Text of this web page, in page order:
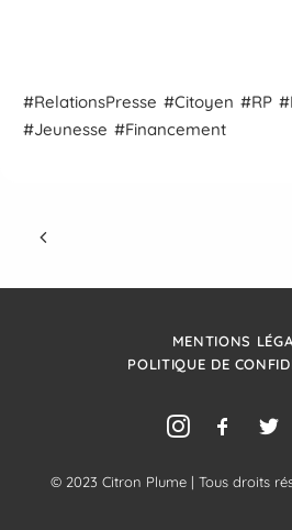
RelationsPresse Citoyen RP
Jeunesse
Financement
MENTIONS
POLITIQUE DE
© 2023 Citron Plume | Tous droits